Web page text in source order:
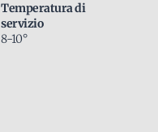
Temperatura di
servizio
8-10°